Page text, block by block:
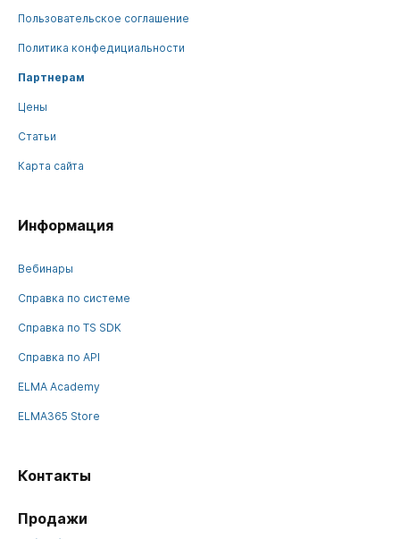
Пользовательское соглашение
Политика конфедициальности
Партнерам
Цены
Статьи
Карта сайта
Информация
Вебинары
Справка по системе
Справка по TS SDK
Справка по API
ELMA Academy
ELMA365 Store
Контакты
Продажи